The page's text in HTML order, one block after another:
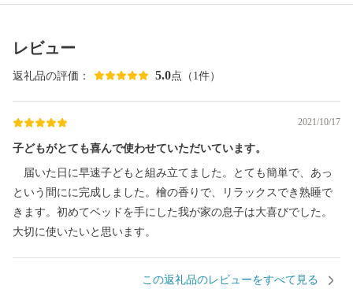
レビュー
返礼品の評価： 5.0点（1件）
2021/10/17
子どもがとても喜んで使わせていただいています。
届いた日に早速子どもと組み立てました。とても簡単で、あっ
という間にに完成しました。檜の香りで、リラックスでき熟睡で
きます。初めてベッドを手にした我が家の息子は大喜びでした。
大切に使いたいと思います。
この返礼品のレビューをすべて見る